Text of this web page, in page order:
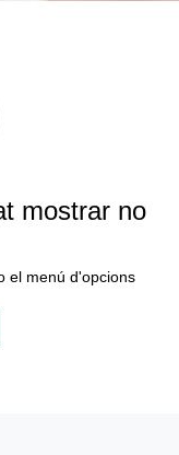
mostrar no
el menú d'opcions